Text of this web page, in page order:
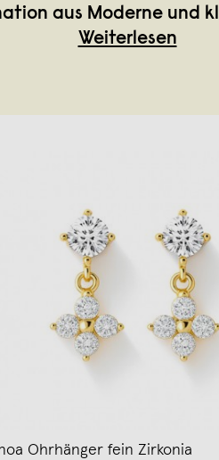
aus Moderne und
Weiterlesen
Ohrhänger fein Zirkonia